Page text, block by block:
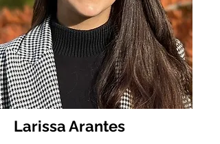
Larissa Arantes